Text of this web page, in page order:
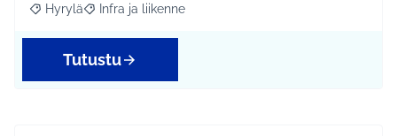
Rajaa tulokset aihepiirin mukaan: Hyrylä
Hyrylä Rajaa tulokset teeman mukaan: Infra ja liikenne
Infra ja liikenne
Tutustu